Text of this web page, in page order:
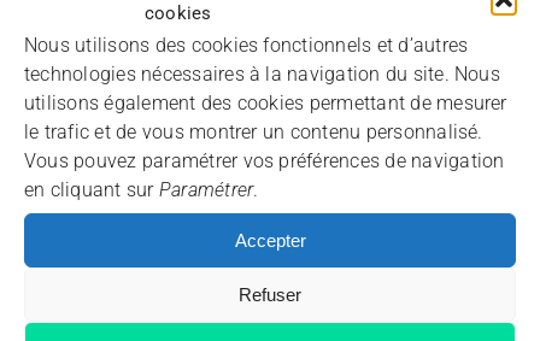
cookies
Nous utilisons des cookies fonctionnels et d’autres
technologies nécessaires à la navigation du site. Nous
utilisons également des cookies permettant de mesurer
le trafic et de vous montrer un contenu personnalisé.
Vous pouvez paramétrer vos préférences de navigation
en cliquant sur Paramétrer.
Accepter
Refuser
Réinventez votre façon de
Epson le leader